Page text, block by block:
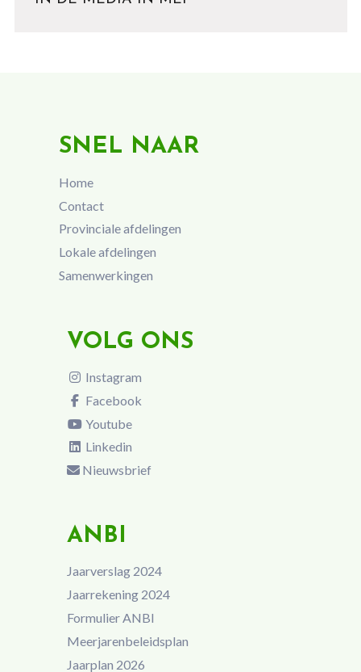
SNEL NAAR
Home
Contact
Provinciale afdelingen
Lokale afdelingen
Samenwerkingen
VOLG ONS
Instagram
Facebook
Youtube
Linkedin
Nieuwsbrief
ANBI
Jaarverslag 2024
Jaarrekening 2024
Formulier ANBI
Meerjarenbeleidsplan
Jaarplan 2026